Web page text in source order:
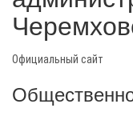
Официальный сайт